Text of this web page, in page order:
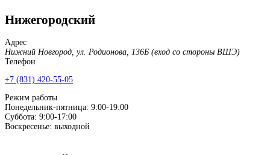
Нижегородский
Адрес
Нижний Новгород, ул. Родионова, 136Б (вход со стороны ВШЭ)
Телефон
+7 (831) 420-55-05
Режим работы
Понедельник-пятница: 9:00-19:00
Суббота: 9:00-17:00
Воскресенье: выходной